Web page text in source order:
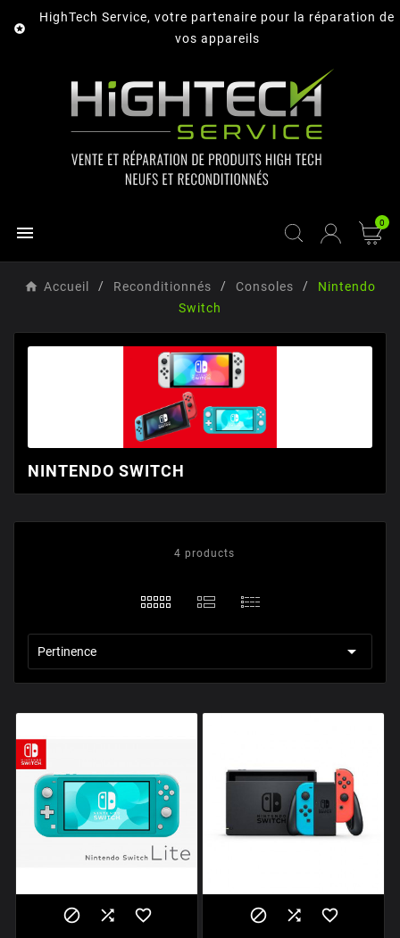

HighTech Service, votre partenaire pour la réparation de
vos appareils
 0
Accueil Reconditionnés Consoles
Nintendo
Switch
NINTENDO SWITCH
4 products
Pertinence 
     